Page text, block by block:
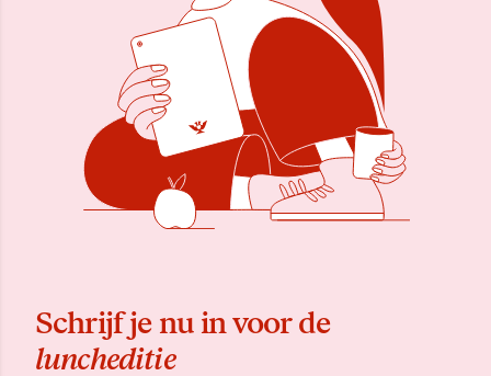
Schrijf je nu in voor de
luncheditie